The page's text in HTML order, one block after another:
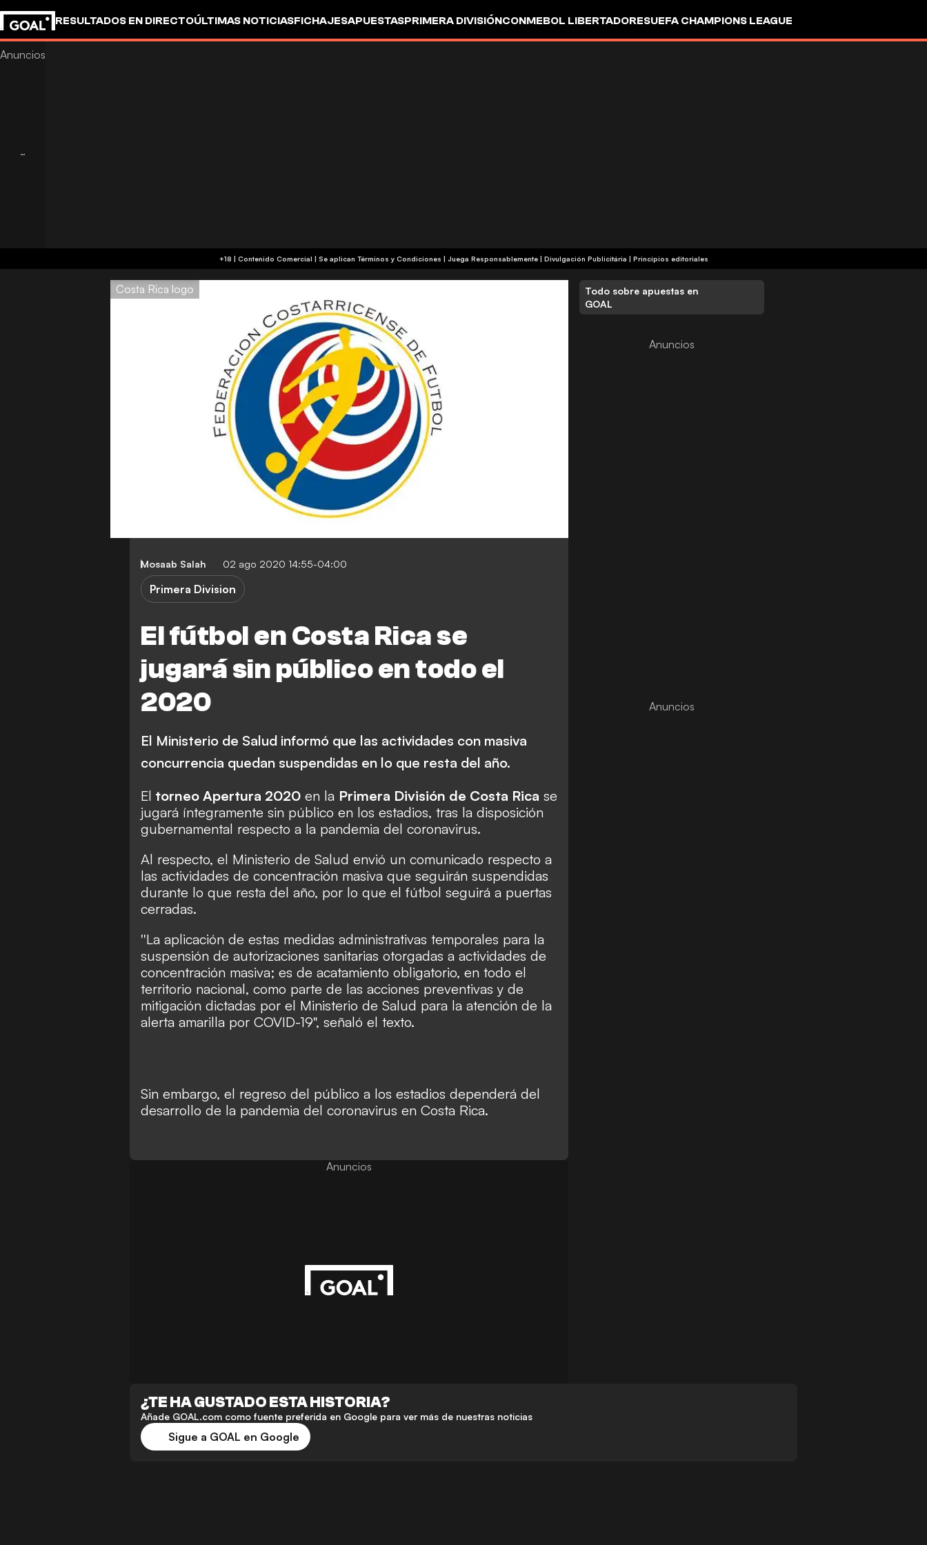
RESULTADOS EN DIRECTOÚLTIMAS NOTICIASFICHAJESAPUESTASPRIMERA DIVISIÓNCONMEBOL LIBERTADORESUEFA CHAMPIONS LEAGUE
+18 | Contenido Comercial | Se aplican Términos y Condiciones | Juega Responsablemente| Divulgación Publicitária | Principios editoriales
Costa Rica logo
Mosaab Salah 02 ago 2020 14:55-04:00
El fútbol en Costa Rica se
jugará sin público en todo el
2020
Primera Division
El Ministerio de Salud informó que las actividades con masiva
concurrencia quedan suspendidas en lo que resta del año.
El torneo Apertura 2020 en la Primera División de Costa Rica se
jugará íntegramente sin público en los estadios, tras la disposición
gubernamental respecto a la pandemia del coronavirus.
Al respecto, el Ministerio de Salud envió un comunicado respecto a
las actividades de concentración masiva que seguirán suspendidas
durante lo que resta del año, por lo que el fútbol seguirá a puertas
cerradas.
''La aplicación de estas medidas administrativas temporales para la
suspensión de autorizaciones sanitarias otorgadas a actividades de
concentración masiva; es de acatamiento obligatorio, en todo el
territorio nacional, como parte de las acciones preventivas y de
mitigación dictadas por el Ministerio de Salud para la atención de la
alerta amarilla por COVID-19", señaló el texto.
Sin embargo, el regreso del público a los estadios dependerá del
desarrollo de la pandemia del coronavirus en Costa Rica.
Anuncios
Todo sobre apuestas en
GOAL
¿TE HA GUSTADO ESTA HISTORIA?
Añade GOAL.com como fuente preferida en Google para ver más de nuestras noticias
Sigue a GOAL en Google